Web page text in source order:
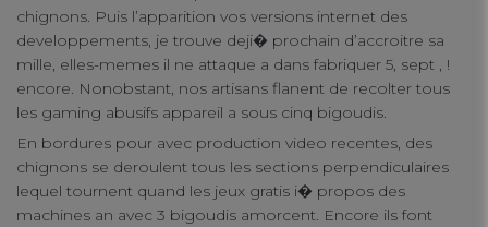
chignons. Puis l’apparition vos versions internet des
developpements, je trouve deji� prochain d’accroitre sa
mille, elles-memes il ne attaque a dans fabriquer 5, sept , !
encore. Nonobstant, nos artisans flanent de recolter tous
les gaming abusifs appareil a sous cinq bigoudis.
En bordures pour avec production video recentes, des
chignons se deroulent tous les sections perpendiculaires
lequel tournent quand les jeux gratis i� propos des
machines an avec 3 bigoudis amorcent. Encore ils font
connect
contact us